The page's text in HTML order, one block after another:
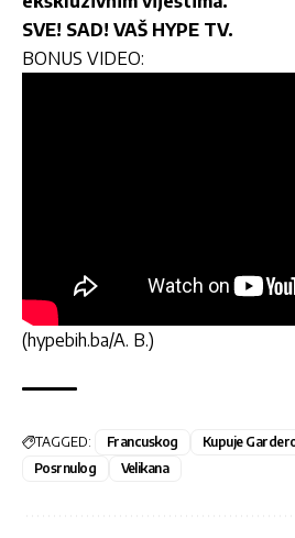
SVE! SAD! VAŠ HYPE TV.
BONUS VIDEO:
(hypebih.ba/A. B.)
TAGGED: Francuskog Kupuje
Posrnulog
Velikana